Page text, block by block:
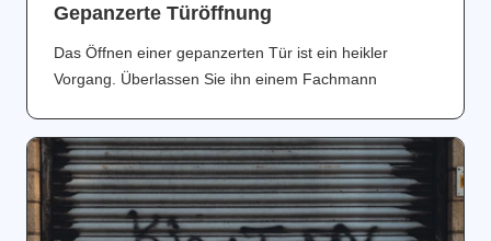
Gepanzerte Türöffnung
Das Öffnen einer gepanzerten Tür ist ein heikler
Vorgang. Überlassen Sie ihn einem Fachmann